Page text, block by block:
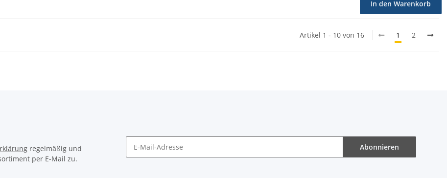
In den Warenkorb
Artikel 1 - 10 von 16 1 2
regelmäßig und
per E-Mail zu.
Abonnieren